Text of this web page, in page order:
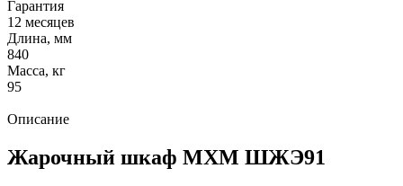
Гарантия
12 месяцев
Длина, мм
840
Масса, кг
95
Описание
Жарочный шкаф МХМ ШЖЭ91